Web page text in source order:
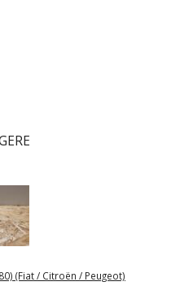
(Fiat / Citroën / Peugeot)